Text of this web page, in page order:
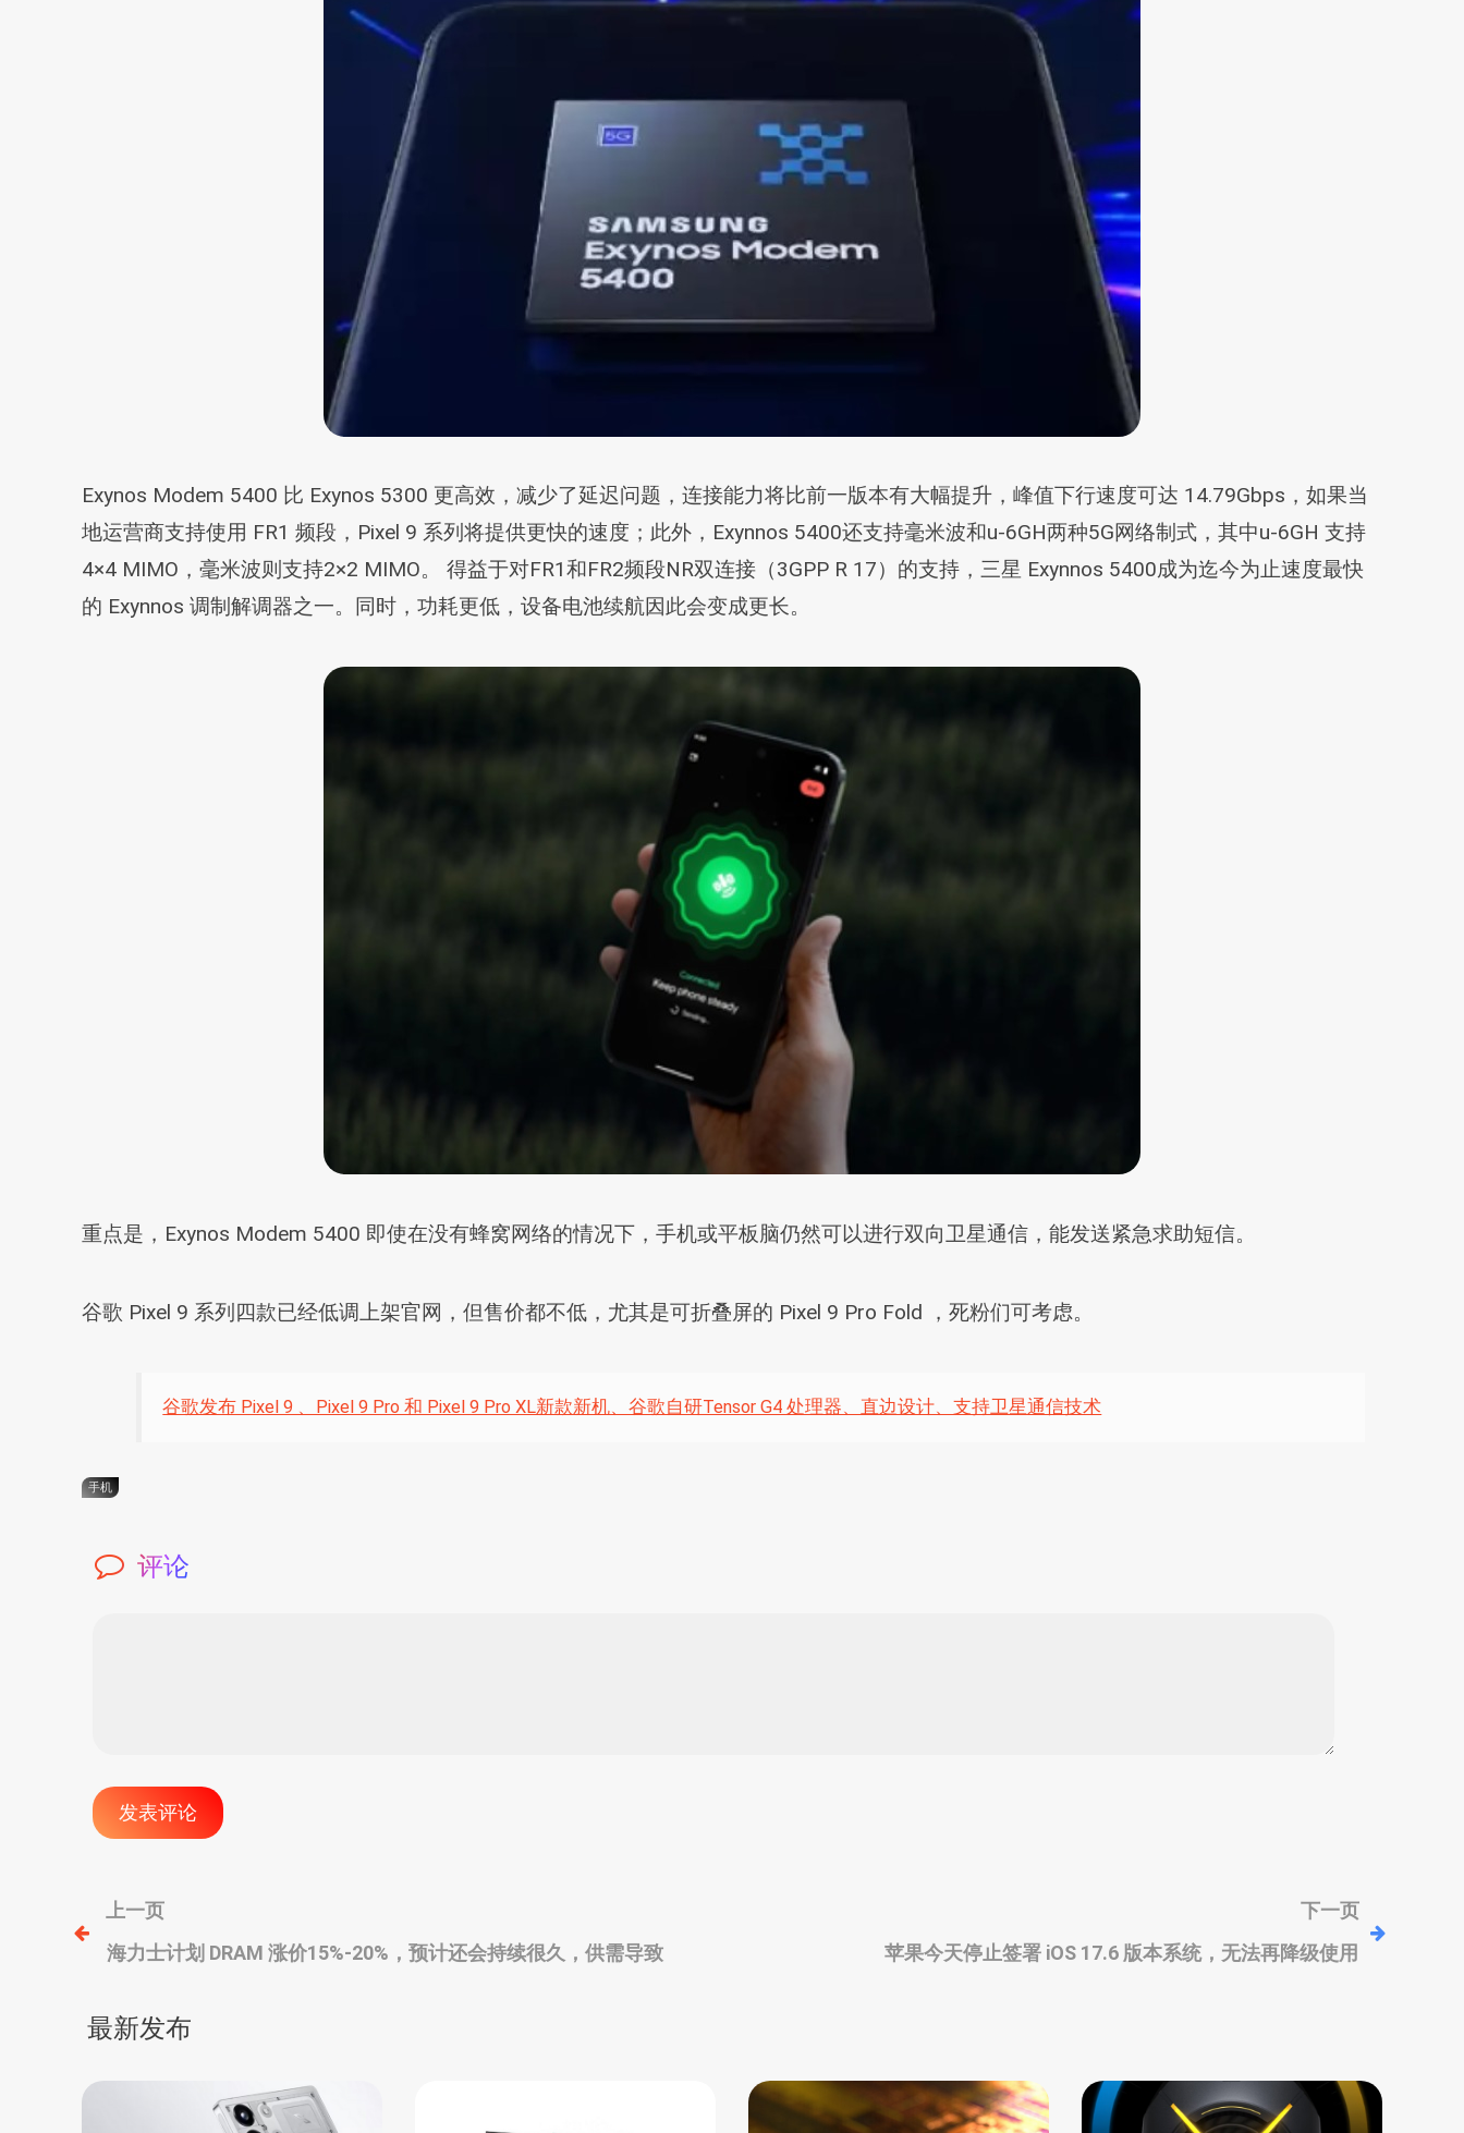
Exynos Modem 5400 比 Exynos 5300 更高效，减少了延迟问题，连接能力将比前一版本有大幅提升，峰值下行速度可达 14.79Gbps，如果当
地运营商支持使用 FR1 频段，Pixel 9 系列将提供更快的速度；此外，Exynnos 5400还支持毫米波和u-6GH两种5G网络制式，其中u-6GH 支持
4×4 MIMO，毫米波则支持2×2 MIMO。 得益于对FR1和FR2频段NR双连接（3GPP R 17）的支持，三星 Exynnos 5400成为迄今为止速度最快
的 Exynnos 调制解调器之一。同时，功耗更低，设备电池续航因此会变成更长。
重点是，Exynos Modem 5400 即使在没有蜂窝网络的情况下，手机或平板脑仍然可以进行双向卫星通信，能发送紧急求助短信。
谷歌 Pixel 9 系列四款已经低调上架官网，但售价都不低，尤其是可折叠屏的 Pixel 9 Pro Fold ，死粉们可考虑。
谷歌发布 Pixel 9 、Pixel 9 Pro 和 Pixel 9 Pro XL新款新机、谷歌自研Tensor G4 处理器、直边设计、支持卫星通信技术
手机
评论
文
章
导
上一页
海力士计划 DRAM 涨价15%-20%，预计还会持续很久，供需导致
下一页
苹果今天停止签署 iOS 17.6 版本系统，无法再降级使用
最新发布